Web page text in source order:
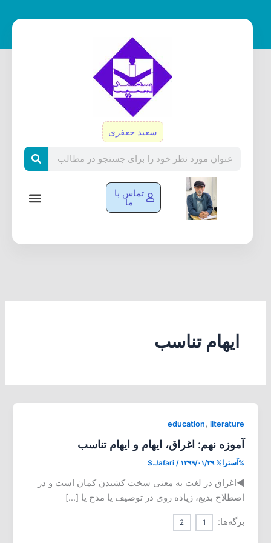
سعید جعفری
تماس با
ما
ایهام تناسب
education, literature
آموزه نهم: اغراق، ایهام و ایهام تناسب
%آسترا% S.Jafari / ۱۳۹۹/۰۱/۲۹
◄اغراق در لغت به معنی سخت کشیدن کمان است و در
اصطلاح بدیع، زیاده روی در توصیف یا مدح یا […]
برگه‌ها: 1
2